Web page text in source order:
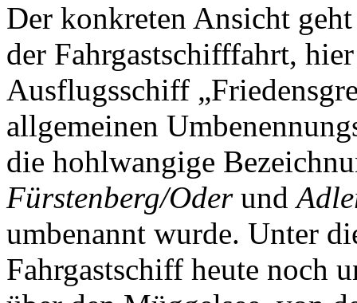
Der konkreten Ansicht
der Fahrgastschifffahrt,
Ausflugsschiff
allgemeinen
die hohlwangige
Fürstenberg/Oderund
umbenannt wurde. Unter
Fahrgastschiff heute noch